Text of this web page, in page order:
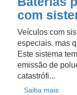
com
Veículos com
especiais. mas
Este sistema
emissão de
catastrófi...
Saiba mais